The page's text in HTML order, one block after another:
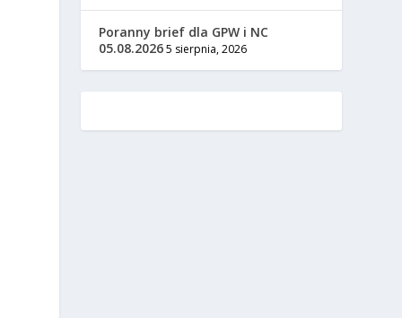
Poranny brief dla GPW i NC
05.08.20265 sierpnia, 2026